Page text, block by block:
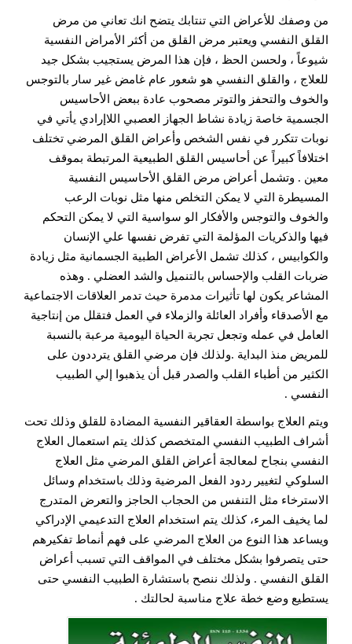
من وصفك للأعراض التي تنتابك يتضح انك تعاني من مرض
القلق النفسي ويعتبر مرض القلق من أكثر الأمراض النفسية
شيوعاً ، ولحسن الحظ ، فإن هذا المرض يستجيب بشكل جيد
للعلاج ، والقلق النفسي هو شعور عام غامض غير سار بالتوجس
والخوف والتحفز والتوتر مصحوب عادة ببعض الأحاسيس
الجسمية خاصة زيادة نشاط الجهاز العصبي اللاإرادي يأتي في
نوبات تتكرر في نفس الشخص وأعراض القلق المرضي تختلف
اختلافاً كبيراً عن أحاسيس القلق الطبيعية المرتبطة بموقف
معين . وتشمل أعراض مرض القلق الأحاسيس النفسية
المسيطرة التي لا يمكن التخلص منها مثل نوبات الرعب
والخوف والتوجس والأفكار الو سواسية التي لا يمكن التحكم
فيها والذكريات المؤلمة التي تفرض نفسها علي الإنسان
والكوابيس ، كذلك تشمل الأعراض الطبية الجسمانية مثل زيادة
ضربات القلب والإحساس بالتنميل والشد العضلي . وهذه
المشاعر يكون لها تأثيرات مدمرة حيث تدمر العلاقات الاجتماعية
مع الأصدقاء وأفراد العائلة والزملاء في العمل فتقلل من إنتاجية
العامل في عمله وتجعل تجربة الحياة اليومية مرعبة بالنسبة
للمريض منذ البداية .ولذلك فإن مرضي القلق يترددون على
الكثير من أطباء القلب والصدر قبل أن يذهبوا إلي الطبيب
النفسي .
ويتم العلاج بواسطة العقاقير النفسية المضادة للقلق وذلك تحت
أشراف الطبيب النفسي المتخصص كذلك يتم استعمال العلاج
النفسي بنجاح لمعالجة أعراض القلق المرضي مثل العلاج
السلوكي لتغيير ردود الفعل المرضية وذلك باستخدام وسائل
الاسترخاء مثل التنفس من الحجاب الحاجز والتعرض المتدرج
لما يخيف المرء، كذلك يتم استخدام العلاج التدعيمي الإدراكي
ويساعد هذا النوع من العلاج المرضي على فهم أنماط تفكيرهم
حتى يتصرفوا بشكل مختلف في المواقف التي تسبب أعراض
القلق النفسي . ولذلك ننصح باستشارة الطبيب النفسي حتى
يستطيع وضع خطة علاج مناسبة لحالتك .